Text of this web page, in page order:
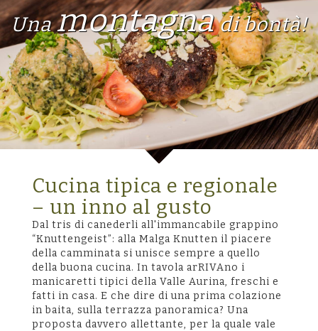
Unamontagnadi bontà!
Cucina tipica e regionale
– un inno al gusto
Dal tris di canederli all'immancabile grappino
“Knuttengeist”: alla Malga Knutten il piacere
della camminata si unisce sempre a quello
della buona cucina. In tavola arRIVAno i
manicaretti tipici della Valle Aurina, freschi e
fatti in casa. E che dire di una prima colazione
in baita, sulla terrazza panoramica? Una
proposta davvero allettante, per la quale vale